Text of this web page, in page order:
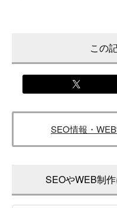
この
SEO情報・
SEOやWEB制